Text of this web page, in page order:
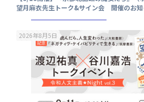
望月麻衣先生トーク&サイン会 開催のお知
2026年8月5日